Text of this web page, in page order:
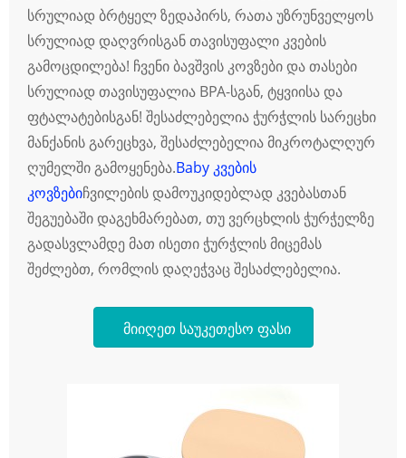
სრულიად ბრტყელ ზედაპირს, რათა უზრუნველყოს
სრულიად დაღვრისგან თავისუფალი კვების
გამოცდილება! ჩვენი ბავშვის კოვზები და თასები
სრულიად თავისუფალია BPA-სგან, ტყვიისა და
ფტალატებისგან! შესაძლებელია ჭურჭლის სარეცხი
მანქანის გარეცხვა, შესაძლებელია მიკროტალღურ
ღუმელში გამოყენება.Baby კვების
კოვზებიჩვილების დამოუკიდებლად კვებასთან
შეგუებაში დაგეხმარებათ, თუ ვერცხლის ჭურჭელზე
გადასვლამდე მათ ისეთი ჭურჭლის მიცემას
შეძლებთ, რომლის დაღეჭვაც შესაძლებელია.
მიიღეთ საუკეთესო ფასი